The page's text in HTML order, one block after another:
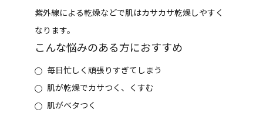
紫外線による乾燥などで肌はカサカサ乾燥しやすく
なります。
こんな悩みのある方におすすめ
毎日忙しく頑張りすぎてしまう
肌が乾燥でカサつく、くすむ
肌がベタつく